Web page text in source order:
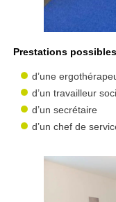
Prestations
d’une
d’un travailleur
d’un secrétaire
d’un chef de